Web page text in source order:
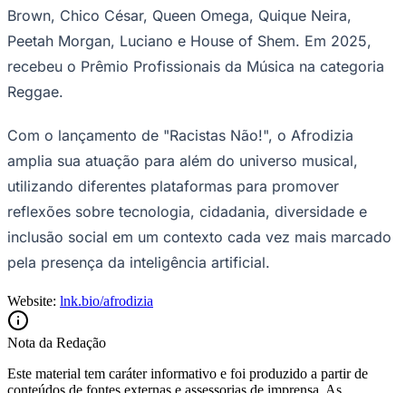
Santos
Brown, Chico César, Queen Omega, Quique Neira,
Peetah Morgan, Luciano e House of Shem. Em 2025,
recebeu o Prêmio Profissionais da Música na categoria
Reggae.
Com o lançamento de "Racistas Não!", o Afrodizia
amplia sua atuação para além do universo musical,
utilizando diferentes plataformas para promover
reflexões sobre tecnologia, cidadania, diversidade e
inclusão social em um contexto cada vez mais marcado
pela presença da inteligência artificial.
Website: lnk.bio/afrodizia
Nota da Redação
Este material tem caráter informativo e foi produzido a partir de
conteúdos de fontes externas e assessorias de imprensa. As